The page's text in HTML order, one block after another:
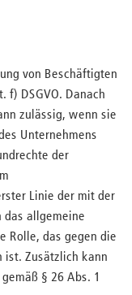
von Beschäftigten
f) DSGVO. Danach
zulässig, wenn sie
Unternehmens
der
Linie der mit der
das allgemeine
Rolle, das gegen die
ist. Zusätzlich kann
§ 26 Abs. 1